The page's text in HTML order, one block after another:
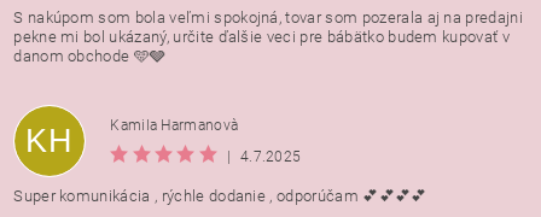
S nakúpom som bola veľmi spokojná, tovar som pozerala aj na predajni
pekne mi bol ukázaný, určite ďalšie veci pre bábätko budem kupovať v
danom obchode 🩵🩶
KH
Kamila Harmanovà
4.7.2025
Super komunikácia , rýchle dodanie , odporúčam 💕💕💕💕